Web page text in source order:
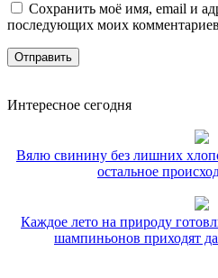
Сохранить моё имя, email и
последующих моих
Интересное сегодня
Вялю свинину без лишних
остальное
Каждое лето на природу
шампиньонов приходят